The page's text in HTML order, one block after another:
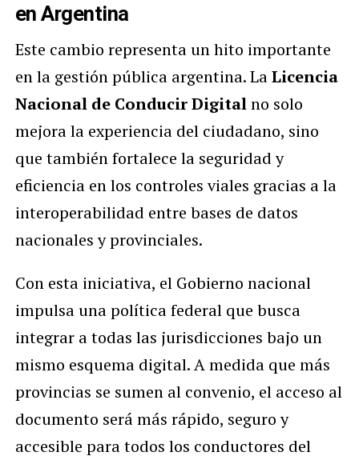
en Argentina
Este cambio representa un hito importante
en la gestión pública argentina. LaLicencia
Nacional de Conducir Digitalno solo
mejora la experiencia del ciudadano, sino
que también fortalece la seguridad y
eficiencia en los controles viales gracias a la
interoperabilidad entre bases de datos
nacionales y provinciales.
Con esta iniciativa, el Gobierno nacional
impulsa una política federal que busca
integrar a todas las jurisdicciones bajo un
mismo esquema digital. A medida que más
provincias se sumen al convenio, el acceso al
documento será más rápido, seguro y
accesible para todos los conductores del